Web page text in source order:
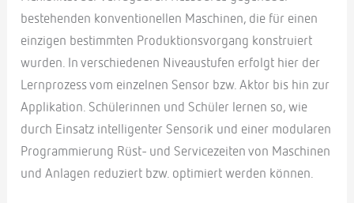
bestehenden konventionellen Maschinen, die für einen
einzigen bestimmten Produktionsvorgang konstruiert
wurden. In verschiedenen Niveaustufen erfolgt hier der
Lernprozess vom einzelnen Sensor bzw. Aktor bis hin zur
Applikation. Schülerinnen und Schüler lernen so, wie
durch Einsatz intelligenter Sensorik und einer modularen
Programmierung Rüst- und Servicezeiten von Maschinen
und Anlagen reduziert bzw. optimiert werden können.